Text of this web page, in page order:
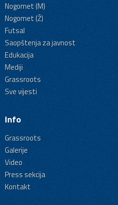
Nogomet (M)
Nogomet (Ž)
Futsal
Saopštenja za javnost
Edukacija
Mediji
Grassroots
Sve vijesti
Info
Grassroots
Galerije
Video
Press sekcija
Kontakt